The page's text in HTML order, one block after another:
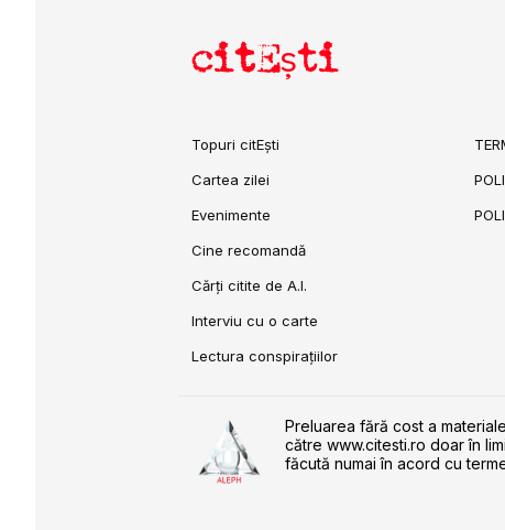
citEști
Topuri citEști
Cartea zilei
Evenimente
Cine recomandă
Cărți citite de A.I.
Interviu cu o carte
Lectura conspirațiilor
Preluarea fără cost a
către www.citesti.ro doar în
făcută numai în acord cu